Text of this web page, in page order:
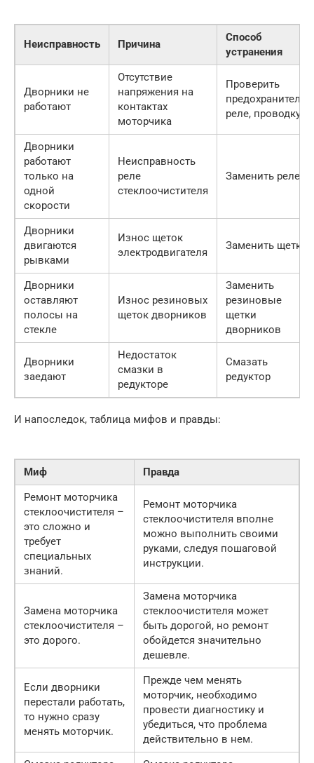
Неисправность Причина
Способ
устранения
Дворники не
работают
Отсутствие
напряжения на
контактах
моторчика
Проверить
предохранитель,
реле, проводку
Дворники
работают
только на
одной
скорости
Неисправность
реле
стеклоочистителя
Заменить реле
Дворники
двигаются
рывками
Износ щеток
электродвигателя
Заменить щетки
Дворники
оставляют
полосы на
стекле
Износ резиновых
щеток дворников
Заменить
резиновые
щетки
дворников
Дворники
заедают
Недостаток
смазки в
редукторе
Смазать
редуктор
И напоследок, таблица мифов и правды:
Миф
Правда
Ремонт моторчика
стеклоочистителя –
это сложно и
требует
специальных
знаний.
Ремонт моторчика
стеклоочистителя вполне
можно выполнить своими
руками, следуя пошаговой
инструкции.
Замена моторчика
стеклоочистителя –
это дорого.
Замена моторчика
стеклоочистителя может
быть дорогой, но ремонт
обойдется значительно
дешевле.
Если дворники
перестали работать,
то нужно сразу
менять моторчик.
Прежде чем менять
моторчик, необходимо
провести диагностику и
убедиться, что проблема
действительно в нем.